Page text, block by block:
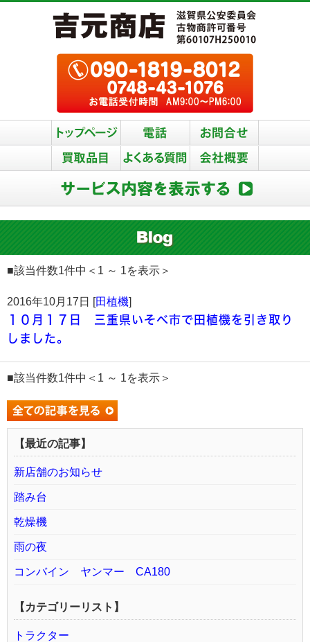
■該当件数1件中＜1 ～ 1を表示＞
2016年10月17日 [田植機]
１０月１７日 三重県いそべ市で田植機を引き取り
しました。
■該当件数1件中＜1 ～ 1を表示＞
【最近の記事】
新店舗のお知らせ
踏み台
乾燥機
雨の夜
コンバイン ヤンマー CA180
【カテゴリーリスト】
トラクター